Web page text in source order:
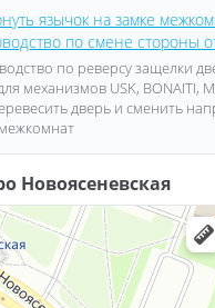
язычок на замке
по смене стороны
по реверсу защелки
механизмов USK, BONAITI,
дверь и сменить
Новоясеневская